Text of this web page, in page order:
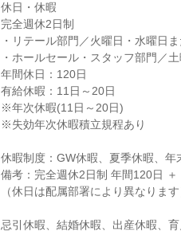
休日・休暇
完全週休2日制
・リテール部門／火曜日・水曜日
・ホールセール・スタッフ部門／
年間休日：120日
有給休暇：11日～20日
※年次休暇(11日～20日)
※失効年次休暇積立規程あり
休暇制度：GW休暇、夏季休暇、
備考：完全週休2日制 年間120日
（休日は配属部署により異なります
忌引休暇、結婚休暇、出産休暇、